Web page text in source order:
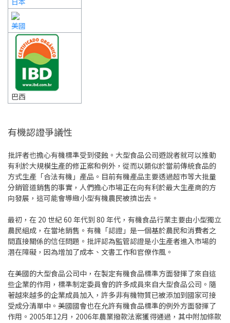
美國
巴西
有機認證爭議性
批評者也擔心有機標準受到侵蝕。大型食品公司遊說者就可以推動
有利於大規模生產的修正案和例外，從而以類似於當前傳統食品的
方式生產「合法有機」產品。目前有機產品主要透過超市等大批量
分銷管道銷售的事實，人們擔心市場正在向有利於最大生產商的方
向發展，這可能會導緻小型有機農民被擠出去。
最初，在 20 世紀 60 年代到 80 年代，有機食品行業主要由小型獨立
農民組成，在當地銷售。有機「認證」是一個基於農民和消費者之
間直接關係的信任問題。批評認為監管認證是小生產者進入市場的
潛在障礙，因為增加了成本、文書工作和官僚作風。
在美國的大型食品公司中，在製定有機食品標準方面發揮了來自這
些企業的作用，標準制定委員會的許多成員來自大型食品公司。隨
著越來越多的企業成員加入，許多非有機物質已被添加到國家可接
受成分清單中。美國國會也在允許有機食品標準的例外方面發揮了
作用。2005年12月，2006年農業撥款法案獲得通過，其中附加條款